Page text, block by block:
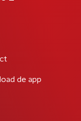
de app